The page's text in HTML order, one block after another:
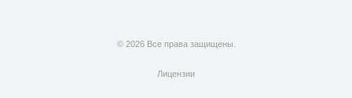
© 2026 Все права защищены.
Лицензии